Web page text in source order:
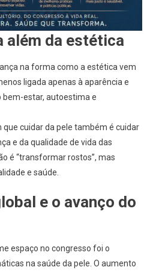
além da estética
na forma como a estética vem
ligada apenas à aparência e
bem-estar, autoestima e
cuidar da pele também é cuidar
e da qualidade de vida das
é “transformar rostos”, mas
e saúde.
e o avanço do
espaço no congresso foi o
na saúde da pele. O aumento